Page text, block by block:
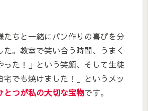
たちと一緒にパン作りの喜びを分
た。教室で笑い合う時間、うまく
った！」という笑顔、そして生徒
宅でも焼けました！」というメッ
とつが私の大切な宝物です。